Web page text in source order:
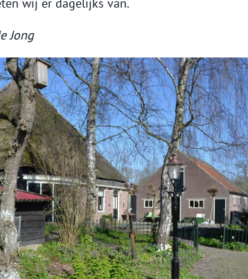
wij er dagelijks van.
Jong